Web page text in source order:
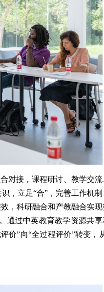
对接，课程研讨、教学交
，立足“合”，完善工作机
，科研融合和产教融合实现
通过中英教育教学资源共享
价”向“全过程评价”转变，